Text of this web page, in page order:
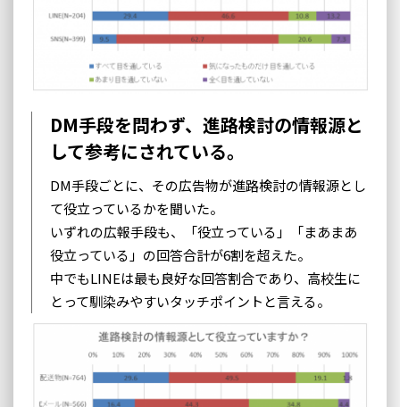
DM手段を問わず、進路検討の情報源と
して参考にされている。
DM手段ごとに、その広告物が進路検討の情報源とし
て役立っているかを聞いた。
いずれの広報手段も、「役立っている」「まあまあ
役立っている」の回答合計が6割を超えた。
中でもLINEは最も良好な回答割合であり、高校生に
とって馴染みやすいタッチポイントと言える。